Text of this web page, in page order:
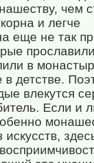
чем
и легче
еще не так
в
детстве.
влекутся
Если и
искусств,